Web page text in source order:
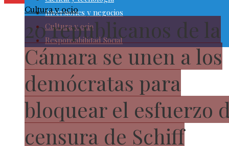
Inversiones y negocios
Cultura y ocio
Responsabilidad Social
Cultura y ocio
20 republicanos de la
Cámara se unen a los
demócratas para
bloquear el esfuerzo
censura de Schiff